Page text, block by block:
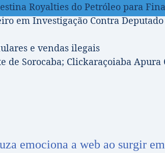
Royalties do Petróleo para
em Investigação Contra
e vendas ilegais
de Sorocaba; Clickaraçoiaba Apura
emociona a web ao surgir